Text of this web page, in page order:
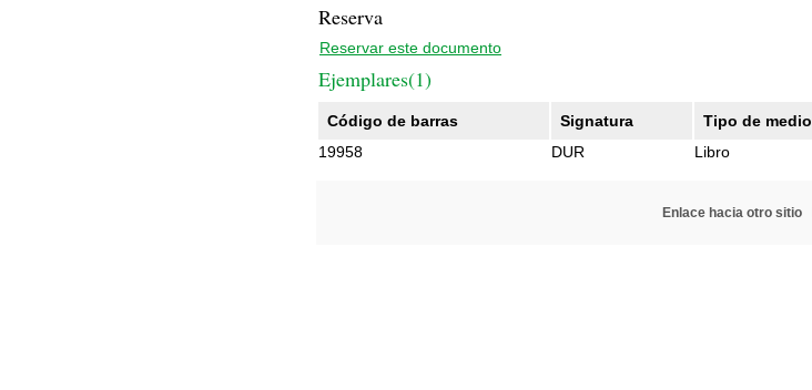
Reserva
Reservar este documento
Ejemplares(1)
Código de barras Signatura Tipo de medio
19958
DUR Libro
Enlace hacia otro sitio